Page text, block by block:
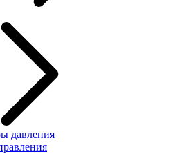
давления